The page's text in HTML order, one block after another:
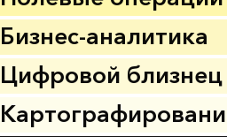
Бизнес-аналитика
Цифровой близнец